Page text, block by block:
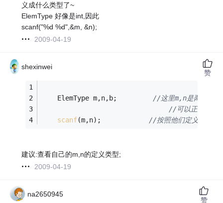
义成什么类型了~
ElemType 好像是int,因此
scanf("%d %d",&m, &n);
2009-04-19
shexinwei
    ElemType m,n,b;
//这里m,n是两个自定
//可以正常按照
scanf(m,n); //按照他们定义的类型
建议:查看自己的m,n的定义类型;
2009-04-19
赞
na2650945
赞